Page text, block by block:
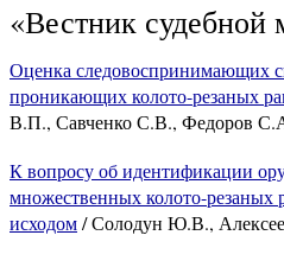
«Вестник судебной
Оценка следовоспринимающих
проникающих колото-резаных
В.П., Савченко С.В., Федоров
К вопросу об идентификации
множественных колото-резаных
исходом/ Солодун Ю.В.,